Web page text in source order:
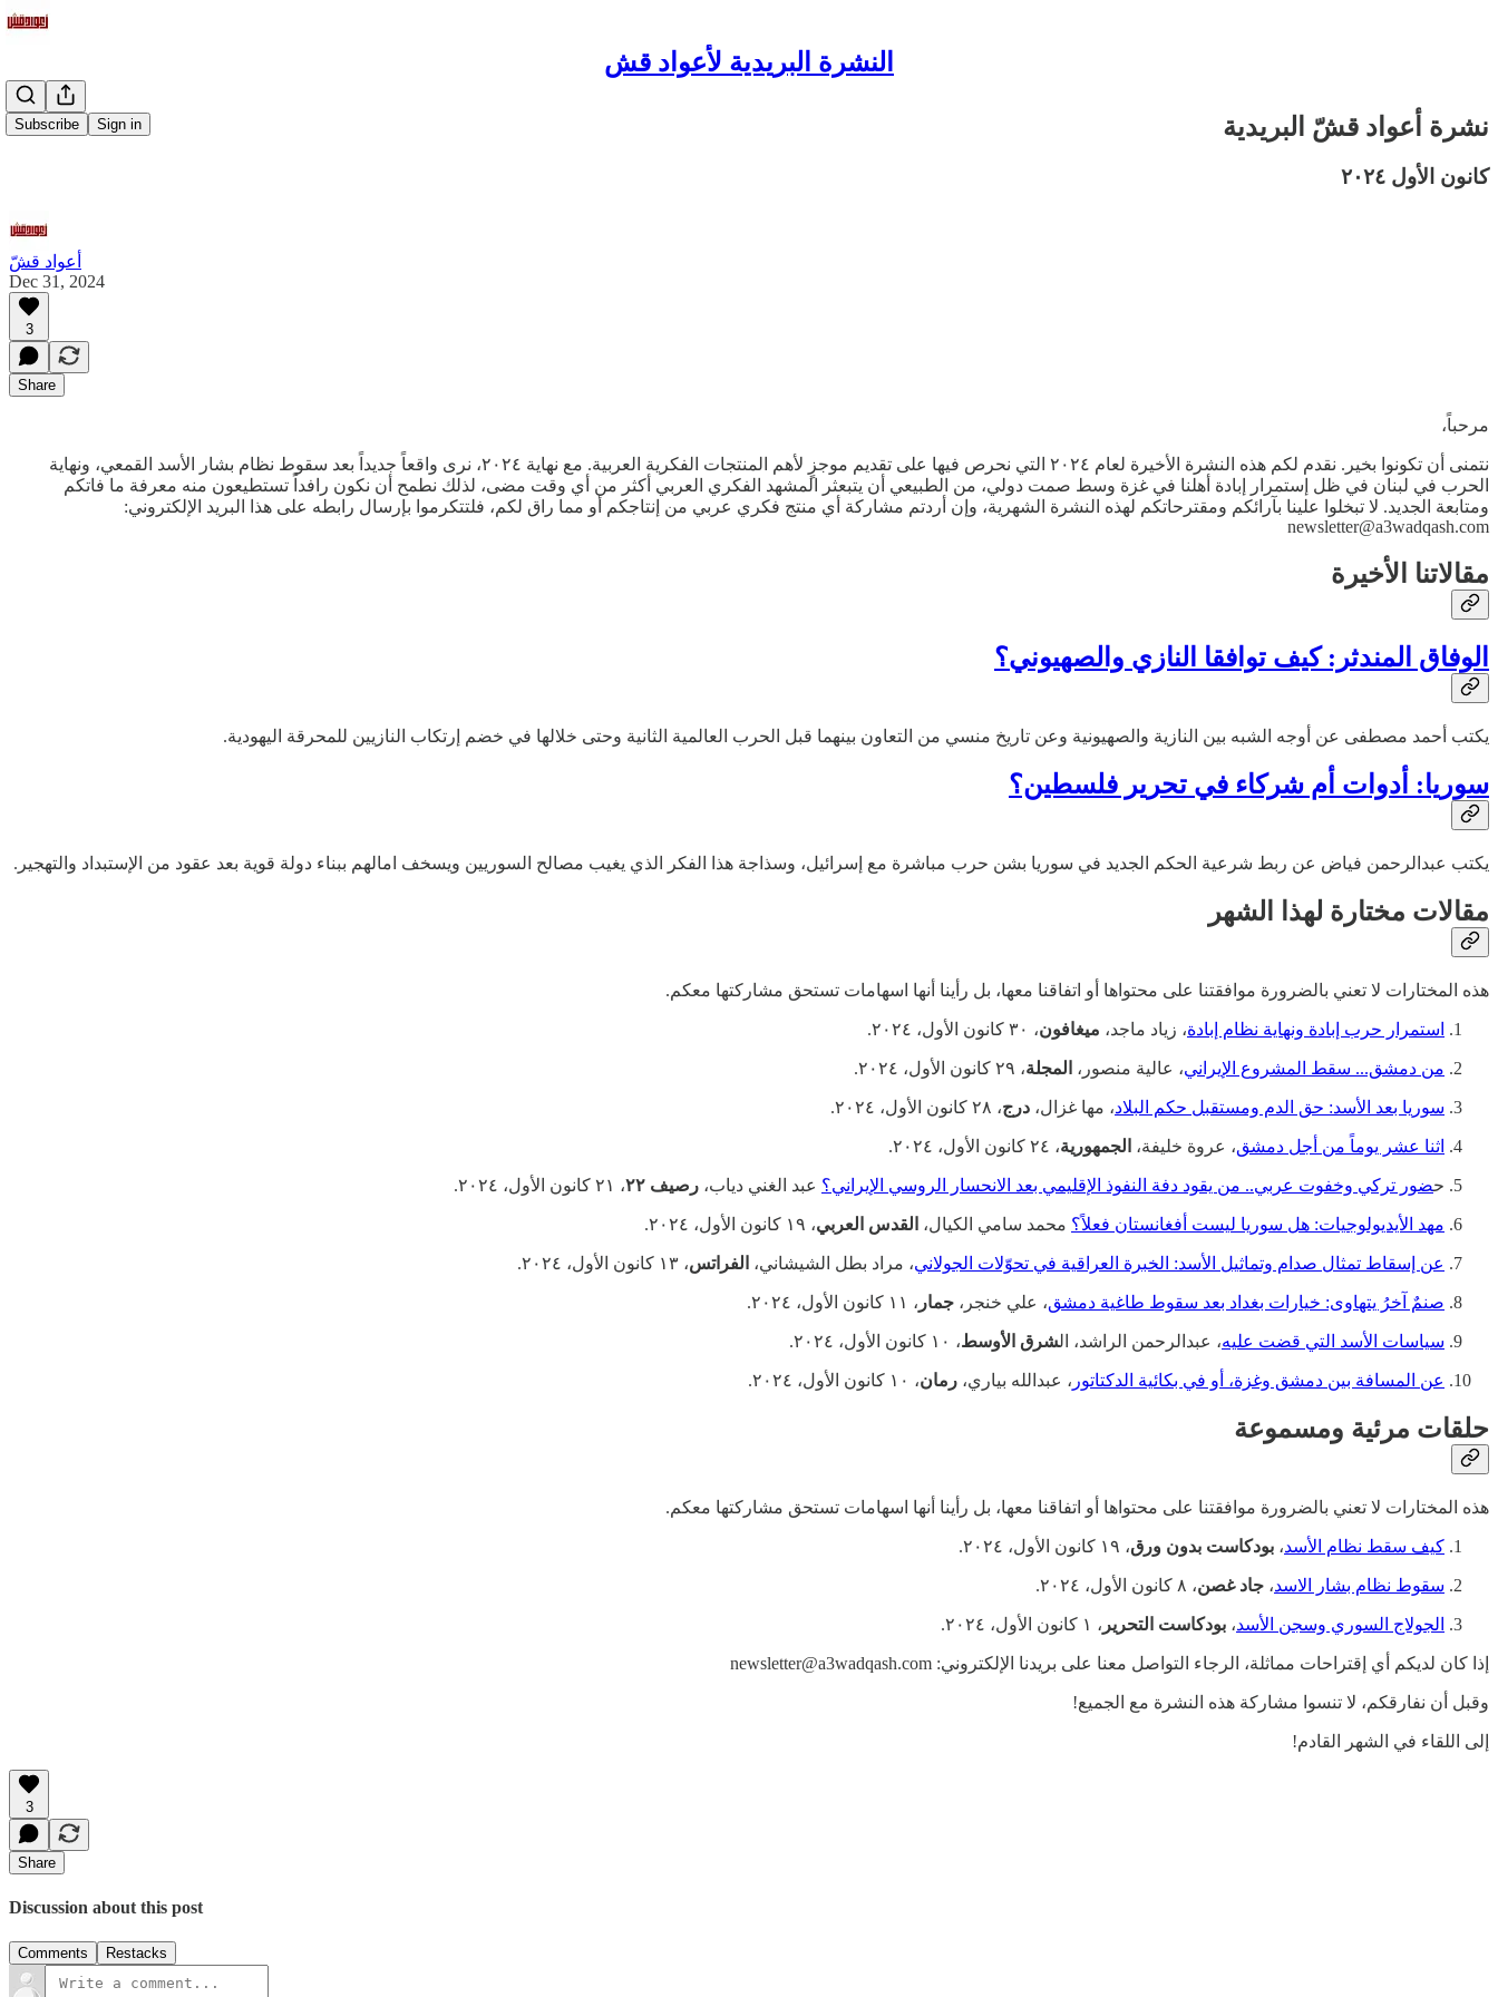
النشرة البريدية لأعواد قش
Subscribe Sign in نشرة أعواد قشّ البريدية
كانون الأول ٢٠٢٤
أعواد قشّ
Dec 31, 2024
3
Share
مرحباً،
نتمنى أن تكونوا بخير. نقدم لكم هذه النشرة الأخيرة لعام ٢٠٢٤ التي نحرص فيها على تقديم موجزٍ لأهم المنتجات الفكرية العربية. مع نهاية ٢٠٢٤، نرى واقعاً جديداً بعد سقوط نظام بشار الأسد القمعي، ونهاية
الحرب في لبنان في ظل إستمرار إبادة أهلنا في غزة وسط صمت دولي، من الطبيعي أن يتبعثر المشهد الفكري العربي أكثر من أي وقت مضى، لذلك نطمح أن نكون رافداً تستطيعون منه معرفة ما فاتكم
ومتابعة الجديد. لا تبخلوا علينا بآرائكم ومقترحاتكم لهذه النشرة الشهرية، وإن أردتم مشاركة أي منتج فكري عربي من إنتاجكم أو مما راق لكم، فلتتكرموا بإرسال رابطه على هذا البريد الإلكتروني:
newsletter@a3wadqash.com
مقالاتنا الأخيرة
الوفاق المندثر: كيف توافقا النازي والصهيوني؟
يكتب أحمد مصطفى عن أوجه الشبه بين النازية والصهيونية وعن تاريخ منسي من التعاون بينهما قبل الحرب العالمية الثانية وحتى خلالها في خضم إرتكاب النازيين للمحرقة اليهودية.
سوريا: أدوات أم شركاء في تحرير فلسطين؟
يكتب عبدالرحمن فياض عن ربط شرعية الحكم الجديد في سوريا بشن حرب مباشرة مع إسرائيل، وسذاجة هذا الفكر الذي يغيب مصالح السوريين ويسخف امالهم ببناء دولة قوية بعد عقود من الإستبداد والتهجير.
مقالات مختارة لهذا الشهر
هذه المختارات لا تعني بالضرورة موافقتنا على محتواها أو اتفاقنا معها، بل رأينا أنها اسهامات تستحق مشاركتها معكم.
استمرار حرب إبادة ونهاية نظام إبادة، زياد ماجد، ميغافون، ٣٠ كانون الأول، ٢٠٢٤.
من دمشق... سقط المشروع الإيراني، عالية منصور، المجلة، ٢٩ كانون الأول، ٢٠٢٤.
سوريا بعد الأسد: حق الدم ومستقبل حكم البلاد، مها غزال، درج، ٢٨ كانون الأول، ٢٠٢٤.
اثنا عشر يوماً من أجل دمشق، عروة خليفة، الجمهورية، ٢٤ كانون الأول، ٢٠٢٤.
حضور تركي وخفوت عربي.. من يقود دفة النفوذ الإقليمي بعد الانحسار الروسي الإيراني؟ عبد الغني دياب، رصيف ٢٢ ، ٢١ كانون الأول، ٢٠٢٤.
مهد الأيديولوجيات: هل سوريا ليست أفغانستان فعلاً؟ محمد سامي الكيال، القدس العربي، ١٩ كانون الأول، ٢٠٢٤.
عن إسقاط تمثال صدام وتماثيل الأسد: الخبرة العراقية في تحوّلات الجولاني، مراد بطل الشيشاني، الفراتس، ١٣ كانون الأول، ٢٠٢٤.
صنمٌ آخرُ يتهاوى: خيارات بغداد بعد سقوط طاغية دمشق، علي خنجر، جمار ، ١١ كانون الأول، ٢٠٢٤.
سياسات الأسد التي قضت عليه، عبدالرحمن الراشد، الشرق الأوسط، ١٠ كانون الأول، ٢٠٢٤.
عن المسافة بين دمشق وغزة، أو في بكائية الدكتاتور ، عبدالله بياري، رمان، ١٠ كانون الأول، ٢٠٢٤.
حلقات مرئية ومسموعة
هذه المختارات لا تعني بالضرورة موافقتنا على محتواها أو اتفاقنا معها، بل رأينا أنها اسهامات تستحق مشاركتها معكم.
كيف سقط نظام الأسد، بودكاست بدون ورق، ١٩ كانون الأول، ٢٠٢٤.
سقوط نظام بشار الاسد، جاد غصن، ٨ كانون الأول، ٢٠٢٤.
الجولاج السوري وسجن الأسد، بودكاست التحرير ، ١ كانون الأول، ٢٠٢٤.
إذا كان لديكم أي إقتراحات مماثلة، الرجاء التواصل معنا على بريدنا الإلكتروني: newsletter@a3wadqash.com
وقبل أن نفارقكم، لا تنسوا مشاركة هذه النشرة مع الجميع!
إلى اللقاء في الشهر القادم!
3
Share
Discussion about this post
Comments Restacks